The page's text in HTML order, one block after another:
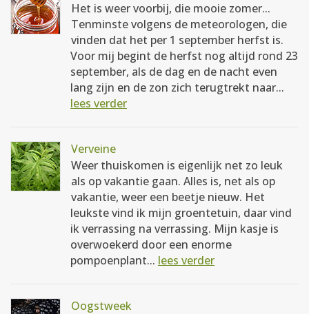
Het is weer voorbij, die mooie zomer...
Tenminste volgens de meteorologen, die
vinden dat het per 1 september herfst is.
Voor mij begint de herfst nog altijd rond 23
september, als de dag en de nacht even
lang zijn en de zon zich terugtrekt naar...
lees verder
Verveine
Weer thuiskomen is eigenlijk net zo leuk
als op vakantie gaan. Alles is, net als op
vakantie, weer een beetje nieuw. Het
leukste vind ik mijn groentetuin, daar vind
ik verrassing na verrassing. Mijn kasje is
overwoekerd door een enorme
pompoenplant... lees verder
Oogstweek